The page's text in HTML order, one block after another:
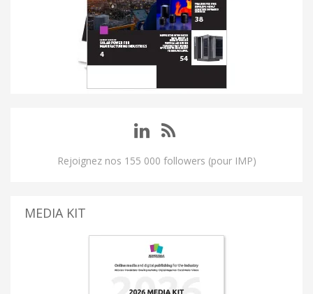
Rejoignez nos 155 000 followers (pour IMP)
MEDIA KIT